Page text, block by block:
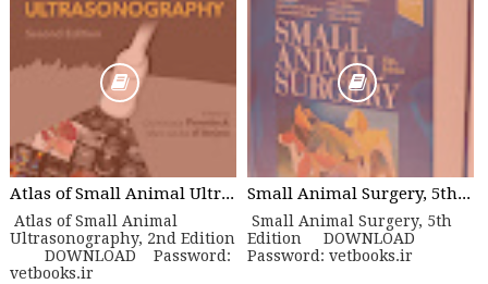
Atlas of Small Animal Ultrasonography, 2nd Edition
Atlas of Small Animal
Ultrasonography, 2nd Edition
DOWNLOAD Password:
vetbooks.ir
Small Animal Surgery, 5th Edition
Small Animal Surgery, 5th
Edition DOWNLOAD
Password: vetbooks.ir